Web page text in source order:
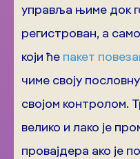
управља њиме док
регистрован, а
који ће пакет
чиме своју
својом контролом.
велико и лако је
провајдера ако је